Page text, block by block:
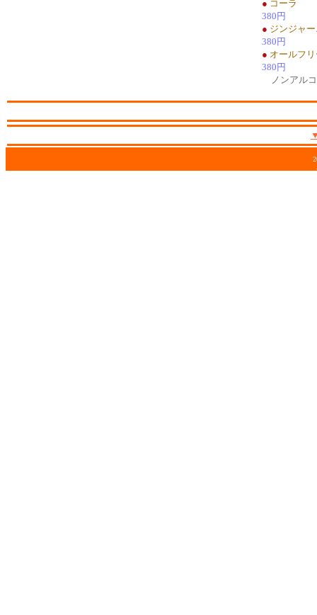
● コーラ
380円
● ジンジャ
380円
● オールフ
380円
ノンアル